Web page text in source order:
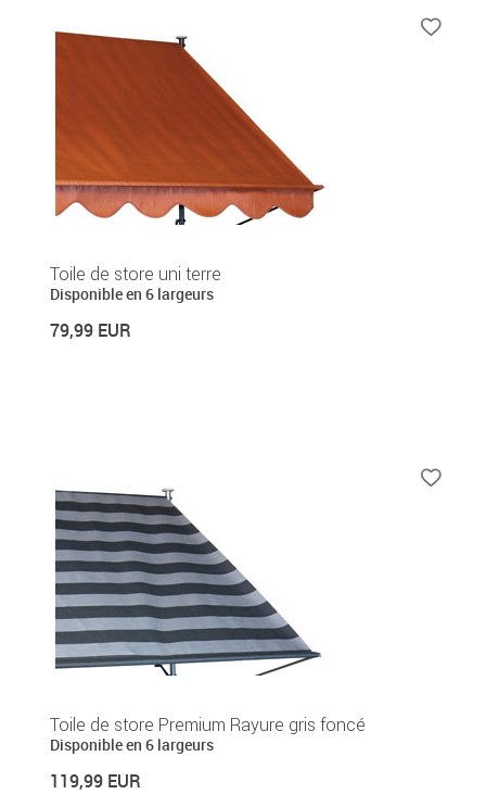
Toile de store uni terre
Disponible en 6 largeurs
79,99 EUR
Toile de store Premium Rayure gris foncé
Disponible en 6 largeurs
119,99 EUR